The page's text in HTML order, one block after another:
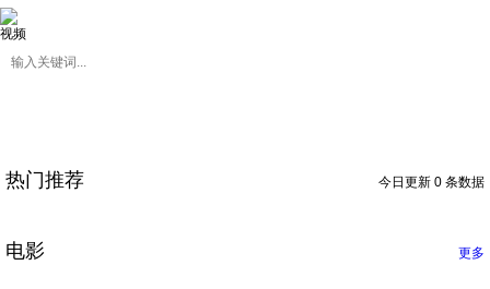
视频
今日更新 0 条数据
热门推荐
电影 更多